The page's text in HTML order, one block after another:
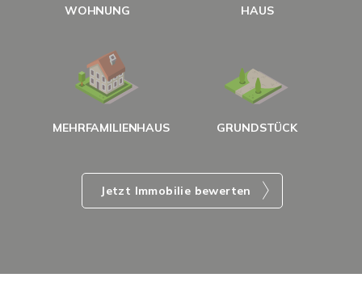
WOHNUNG HAUS
MEHRFAMILIENHAUS GRUNDSTÜCK
Jetzt Immobilie bewerten